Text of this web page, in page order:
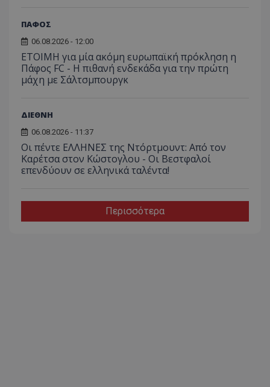
ΠΑΦΟΣ
06.08.2026 - 12:00
ΕΤΟΙΜΗ για μία ακόμη ευρωπαϊκή πρόκληση η
Πάφος FC - Η πιθανή ενδεκάδα για την πρώτη
μάχη με Σάλτσμπουργκ
ΔΙΕΘΝΗ
06.08.2026 - 11:37
Οι πέντε ΕΛΛΗΝΕΣ της Ντόρτμουντ: Από τον
Καρέτσα στον Κώστογλου - Οι Βεστφαλοί
επενδύουν σε ελληνικά ταλέντα!
Περισσότερα